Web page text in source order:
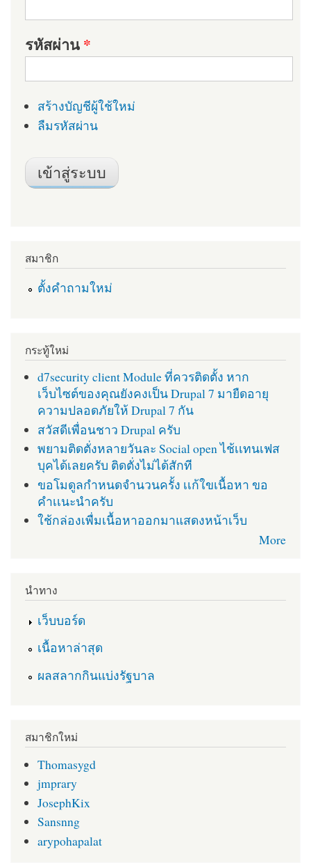
รหัสผ่าน*
สร้างบัญชีผู้ใช้ใหม่
ลืมรหัสผ่าน
สมาชิก
ตั้งคำถามใหม่
กระทู้ใหม่
d7security client Module ที่ควรติดตั้ง หาก
เว็บไซต์ของคุณยังคงเป็น Drupal 7 มายืดอายุ
ความปลอดภัยให้ Drupal 7 กัน
สวัสดีเพื่อนชาว Drupal ครับ
พยามติดตั่งหลายวันละ Social open ไช้เเทนเฟส
บุคได้เลยครับ ติดตั่งไม่ได้สักที
ขอโมดูลกำหนดจำนวนครั้ง เเก้ใขเนื้อหา ขอ
คำเเนะนำครับ
ใช้กล่องเพื่มเนื้อหาออกมาแสดงหน้าเว็บ
More
นำทาง
เว็บบอร์ด
เนื้อหาล่าสุด
ผลสลากกินแบ่งรัฐบาล
สมาชิกใหม่
Thomasygd
jmprary
JosephKix
Sansnng
arypohapalat